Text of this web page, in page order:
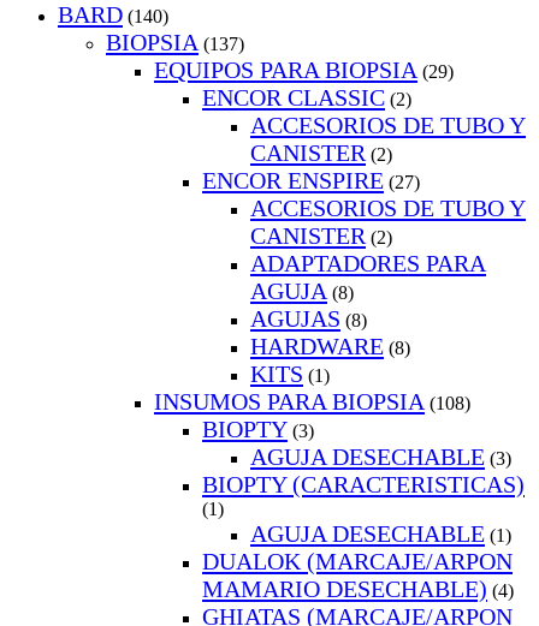
BARD (140)
BIOPSIA (137)
EQUIPOS PARA BIOPSIA (29)
ENCOR CLASSIC (2)
ACCESORIOS DE TUBO Y
CANISTER (2)
ENCOR ENSPIRE (27)
ACCESORIOS DE TUBO Y
CANISTER (2)
ADAPTADORES PARA
AGUJA (8)
AGUJAS (8)
HARDWARE (8)
KITS (1)
INSUMOS PARA BIOPSIA (108)
BIOPTY (3)
AGUJA DESECHABLE (3)
BIOPTY (CARACTERISTICAS)
(1)
AGUJA DESECHABLE (1)
DUALOK (MARCAJE/ARPON
MAMARIO DESECHABLE) (4)
GHIATAS (MARCAJE/ARPON